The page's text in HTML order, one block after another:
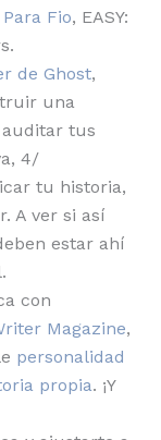
Para Fio, EASY:
de Ghost,
una
tus
4/
tu historia,
A ver si así
estar ahí
con
Magazine,
personalidad
propia. ¡Y